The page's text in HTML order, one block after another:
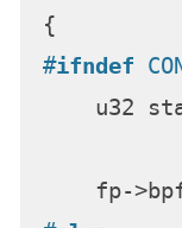
#ifndef
u32
fp-